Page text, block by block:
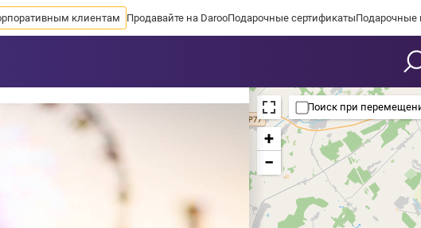
клиентам Продавайте на DarooПодарочные сертификатыПодарочные
+
−
Поиск при